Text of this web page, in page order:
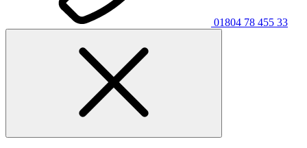
01804 78 455 33